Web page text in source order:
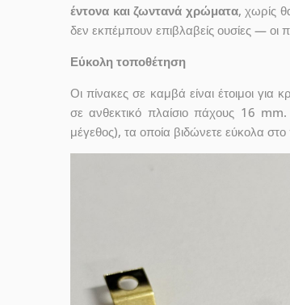
έντονα και ζωντανά χρώματα, χωρίς
δεν εκπέμπουν επιβλαβείς ουσίες — οι
Εύκολη τοποθέτηση
Οι πίνακες σε καμβά είναι έτοιμοι
σε ανθεκτικό πλαίσιο πάχους 16
μέγεθος), τα οποία βιδώνετε εύκολα